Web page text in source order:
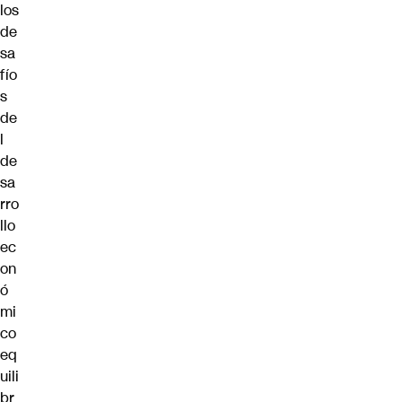
los
de
sa
fío
s
de
l
de
sa
rro
llo
ec
on
ó
mi
co
eq
uili
br